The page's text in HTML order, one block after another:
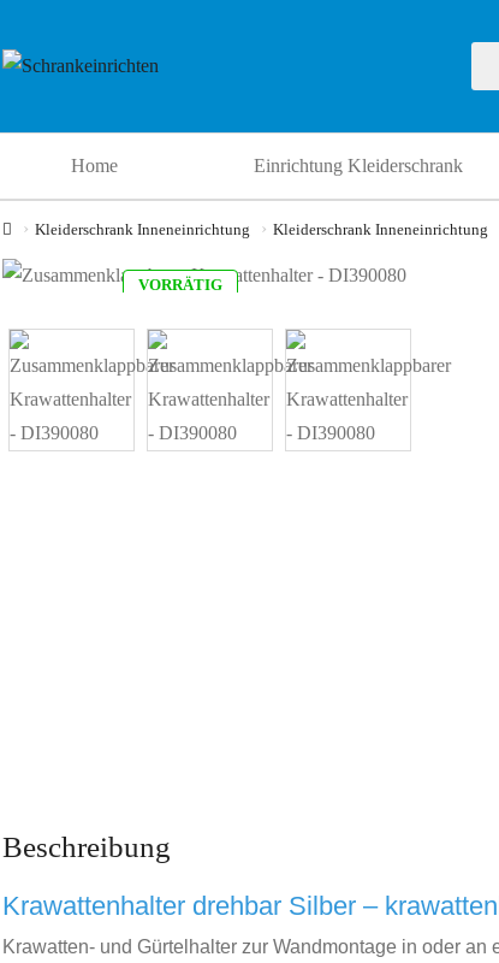
Home Einrichtung Kleiderschrank
Kleiderschrank Inneneinrichtung Kleiderschrank Inneneinrichtung
VORRÄTIG
Beschreibung
Krawattenhalter drehbar Silber –
Krawatten- und Gürtelhalter zur Wandmontage in oder